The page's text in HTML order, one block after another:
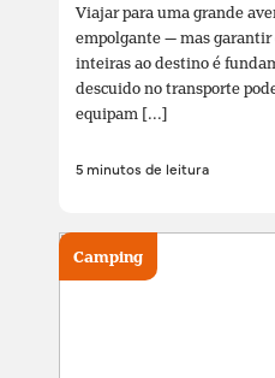
Viajar para uma grande
empolgante — mas garantir
inteiras ao destino é
descuido no transporte
equipam [...]
5 minutos de leitura
Camping